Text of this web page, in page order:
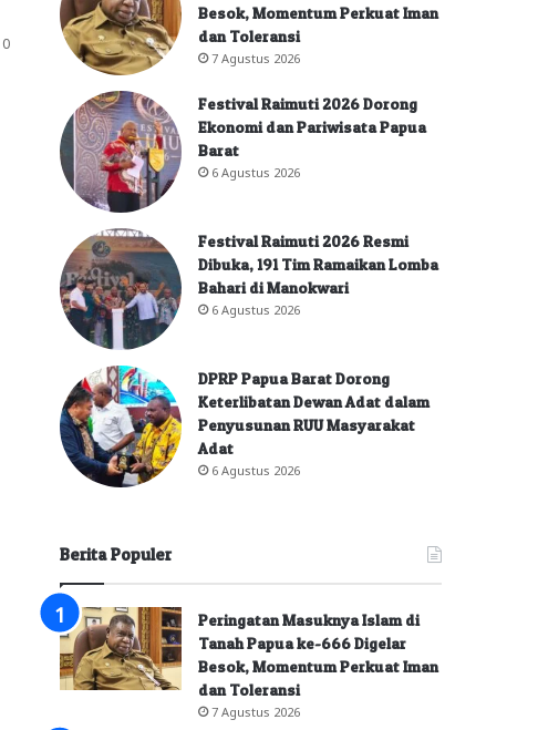
0
Besok, Momentum Perkuat Iman
dan Toleransi
7 Agustus 2026
Festival Raimuti 2026 Dorong
Ekonomi dan Pariwisata Papua
Barat
6 Agustus 2026
Festival Raimuti 2026 Resmi
Dibuka, 191 Tim Ramaikan Lomba
Bahari di Manokwari
6 Agustus 2026
DPRP Papua Barat Dorong
Keterlibatan Dewan Adat dalam
Penyusunan RUU Masyarakat
Adat
6 Agustus 2026
Berita Populer
Peringatan Masuknya Islam di
Tanah Papua ke-666 Digelar
Besok, Momentum Perkuat Iman
dan Toleransi
7 Agustus 2026